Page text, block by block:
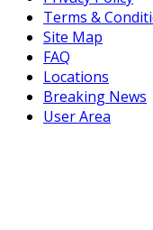
Terms &
Site Map
FAQ
Locations
Breaking News
User Area